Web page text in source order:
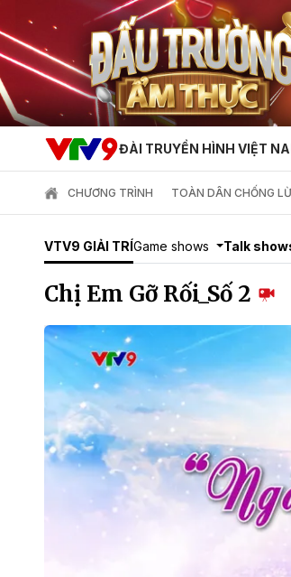
ĐÀI TRUYỀN HÌNH VIỆT
CHƯƠNG TRÌNH TOÀN DÂN CHỐNG
VTV9 GIẢI TRÍGame shows Talk
Chị Em Gỡ Rối_Số 2